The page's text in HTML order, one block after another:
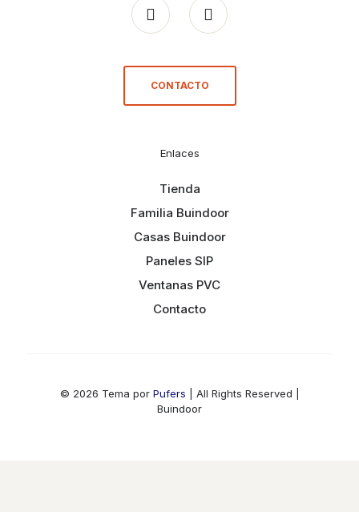
CONTACTO
Enlaces
Tienda
Familia Buindoor
Casas Buindoor
Paneles SIP
Ventanas PVC
Contacto
© 2026 Tema por Pufers | All Rights Reserved |
Buindoor